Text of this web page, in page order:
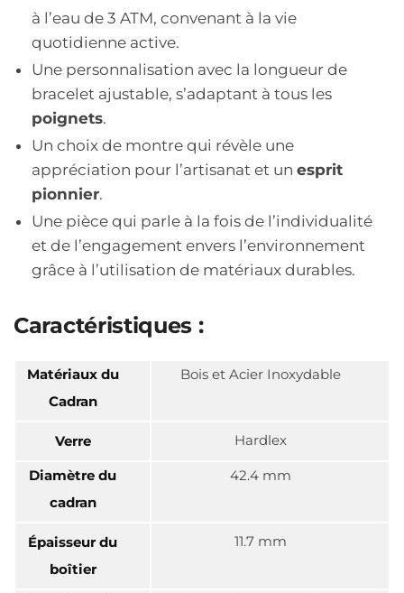
à l’eau de 3 ATM, convenant à la vie
quotidienne active.
Une personnalisation avec la longueur de
bracelet ajustable, s’adaptant à tous les
poignets.
Un choix de montre qui révèle une
appréciation pour l’artisanat et un esprit
pionnier.
Une pièce qui parle à la fois de l’individualité
et de l’engagement envers l’environnement
grâce à l’utilisation de matériaux durables.
Caractéristiques :
Matériaux du
Cadran
Bois et Acier Inoxydable
Verre Hardlex
Diamètre du
cadran
42.4 mm
Épaisseur du
boîtier
11.7 mm